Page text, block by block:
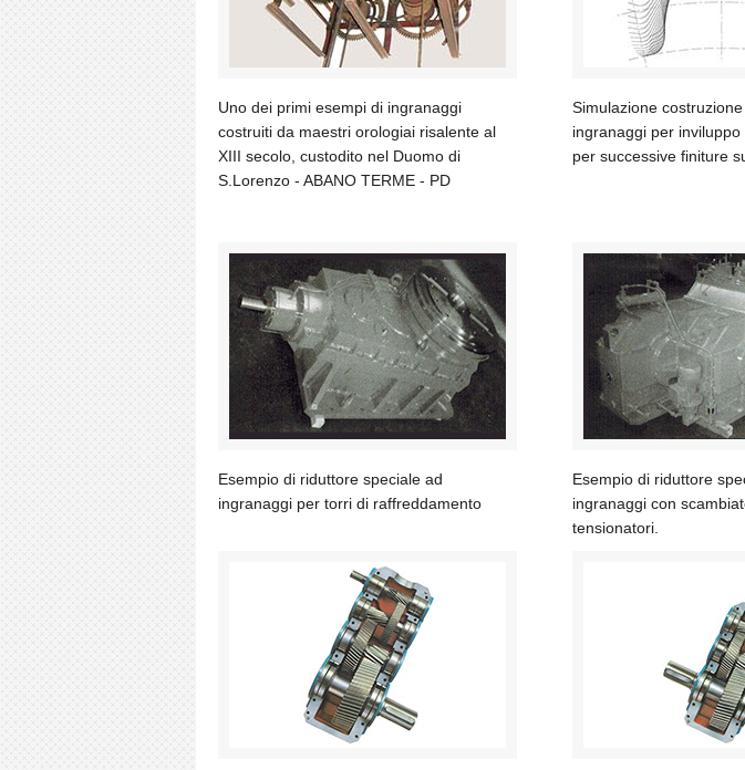
Uno dei primi esempi di ingranaggi
costruiti da maestri orologiai risalente al
XIII secolo, custodito nel Duomo di
S.Lorenzo - ABANO TERME - PD
Simulazione
ingranaggi per
per successive finiture
Esempio di riduttore speciale ad
ingranaggi per torri di raffreddamento
Esempio di riduttore
ingranaggi con
tensionatori.